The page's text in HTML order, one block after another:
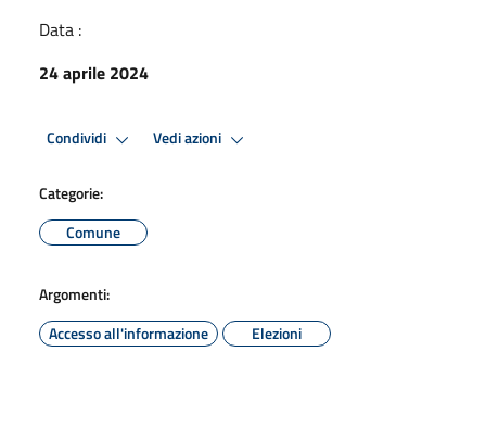
Data :
24 aprile 2024
Condividi Vedi azioni
Categorie:
Comune
Argomenti:
Accesso all'informazione
Elezioni